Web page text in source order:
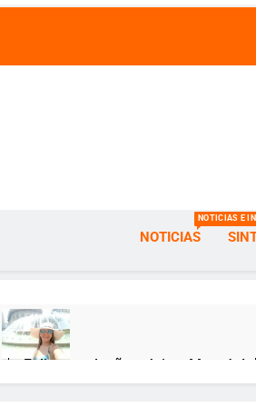
NOTICIAS
NOTICIAS E
🎂 ¡Feliz cumpleaños, Jeimy Munzón! 🎂
12 Meses Atrás